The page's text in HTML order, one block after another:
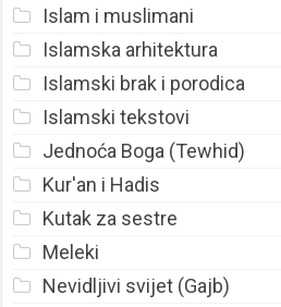
Islam i muslimani
Islamska arhitektura
Islamski brak i porodica
Islamski tekstovi
Jednoća Boga (Tewhid)
Kur'an i Hadis
Kutak za sestre
Meleki
Nevidljivi svijet (Gajb)